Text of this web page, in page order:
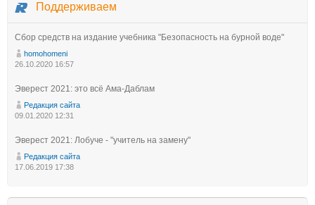
Поддерживаем
Сбор средств на издание учебника "Безопасность на бурной воде"
homohomeni
26.10.2020 16:57
Эверест 2021: это всё Ама-Даблам
Редакция сайта
09.01.2020 12:31
Эверест 2021: Лобуче - "учитель на замену"
Редакция сайта
17.06.2019 17:38